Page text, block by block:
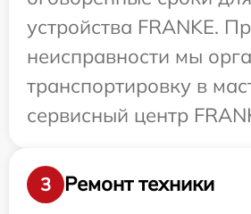
устройства FRANKE.
неисправности мы
транспортировку в
сервисный центр
3
Ремонт техники